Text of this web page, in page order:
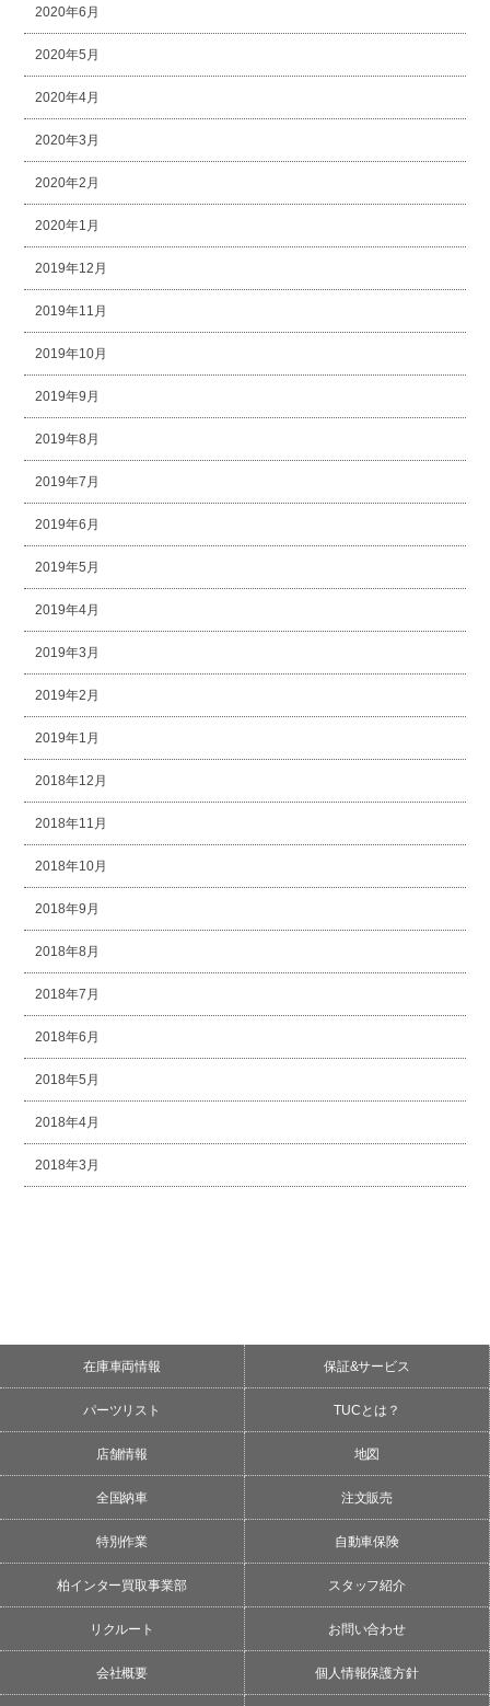
2020年6月
2020年5月
2020年4月
2020年3月
2020年2月
2020年1月
2019年12月
2019年11月
2019年10月
2019年9月
2019年8月
2019年7月
2019年6月
2019年5月
2019年4月
2019年3月
2019年2月
2019年1月
2018年12月
2018年11月
2018年10月
2018年9月
2018年8月
2018年7月
2018年6月
2018年5月
2018年4月
2018年3月
在庫車両情報 保証&サービス
パーツリスト TUCとは？
店舗情報 地図
全国納車 注文販売
特別作業 自動車保険
柏インター買取事業部 スタッフ紹介
リクルート お問い合わせ
会社概要 個人情報保護方針